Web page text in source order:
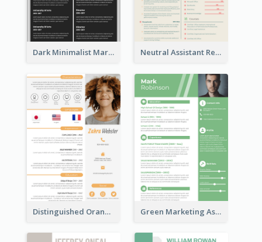
Dark Minimalist Marketing Manager Resume Neutral Assistant Resume
Distinguished Orange College Student Resume Green Marketing Assistant Resume